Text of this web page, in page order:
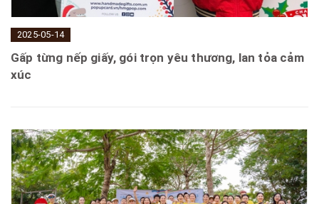
2025-05-14
Gấp từng nếp giấy, gói trọn yêu thương, lan tỏa cảm
xúc